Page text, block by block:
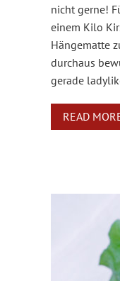
nicht gerne!
einem Kilo
Hängematte
durchaus
gerade
READ